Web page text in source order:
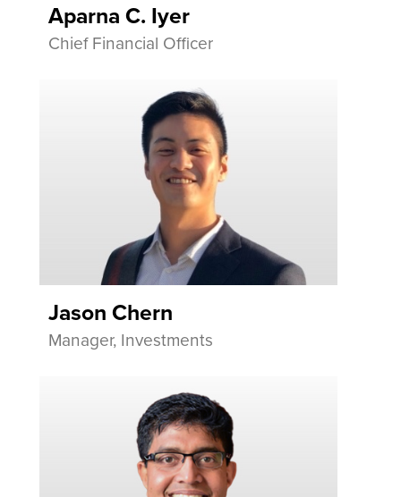
Aparna C. Iyer
Chief Financial Officer
Jason Chern
Manager, Investments